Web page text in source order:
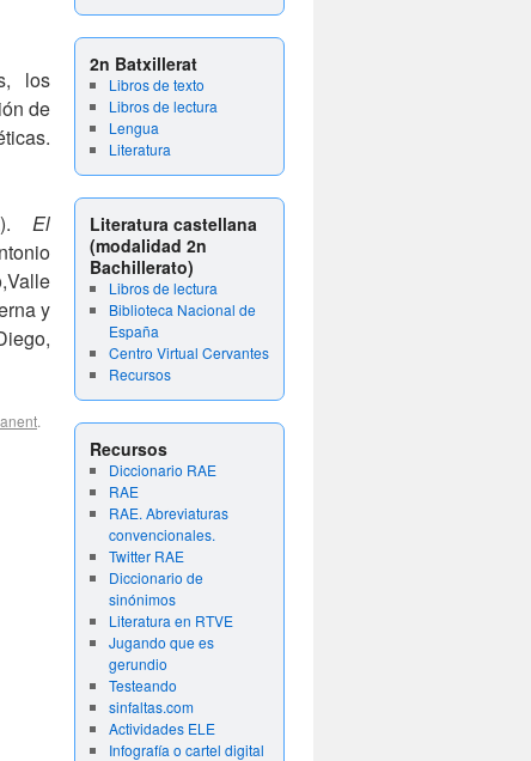
2n Batxillerat
Libros de texto
Libros de lectura
Lengua
Literatura
Literatura castellana
(modalidad 2n
Bachillerato)
Libros de lectura
Biblioteca Nacional de
España
Centro Virtual Cervantes
Recursos
Recursos
Diccionario RAE
RAE
RAE. Abreviaturas
convencionales.
Twitter RAE
Diccionario de
sinónimos
Literatura en RTVE
Jugando que es
gerundio
Testeando
sinfaltas.com
Actividades ELE
Infografía o cartel digital
los
de
El
y
.